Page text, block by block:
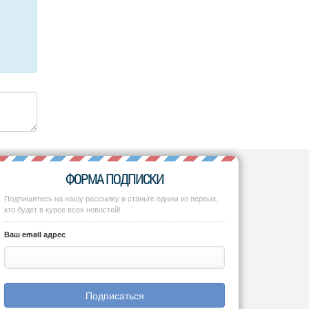
ФОРМА ПОДПИСКИ
Подпишитесь на нашу рассылку и станьте одним из первых,
кто будет в курсе всех новостей!
Ваш email адрес
Подписаться